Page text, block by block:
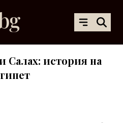
Салах: история на